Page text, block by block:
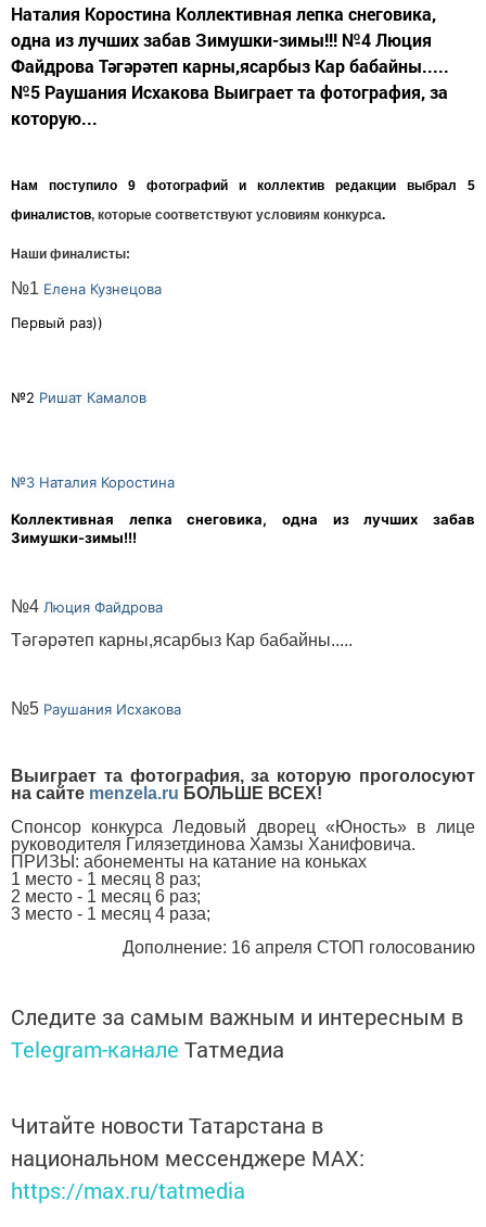
Наталия Коростина Коллективная лепка снеговика,
одна из лучших забав Зимушки-зимы!!! №4 Люция
Файдрова Тәгәрәтеп карны,ясарбыз Кар бабайны.....
№5 Раушания Исхакова Выиграет та фотография, за
которую...
Нам поступило 9 фотографий
и коллектив редакции выбрал 5
финалистов, которые соответствуют условиям конкурса.
Наши финалисты:
№1 Елена Кузнецова
Первый раз))
№2 Ришат Камалов
№3 Наталия Коростина
Коллективная лепка снеговика, одна из лучших забав
Зимушки-зимы!!!
№4 Люция Файдрова
Тәгәрәтеп карны,ясарбыз Кар бабайны.....
№5 Раушания Исхакова
Выиграет та фотография, за которую проголосуют
на сайте menzela.ru БОЛЬШЕ ВСЕХ!
Спонсор конкурса Ледовый дворец «Юность» в лице
руководителя Гилязетдинова Хамзы Ханифовича.
ПРИЗЫ: абонементы на катание на коньках
1 место - 1 месяц 8 раз;
2 место - 1 месяц 6 раз;
3 место - 1 месяц 4 раза;
Дополнение: 16 апреля СТОП голосованию
Следите за самым важным и интересным в
Telegram-канале Татмедиа
Читайте новости Татарстана в
национальном мессенджере MАХ:
https://max.ru/tatmedia